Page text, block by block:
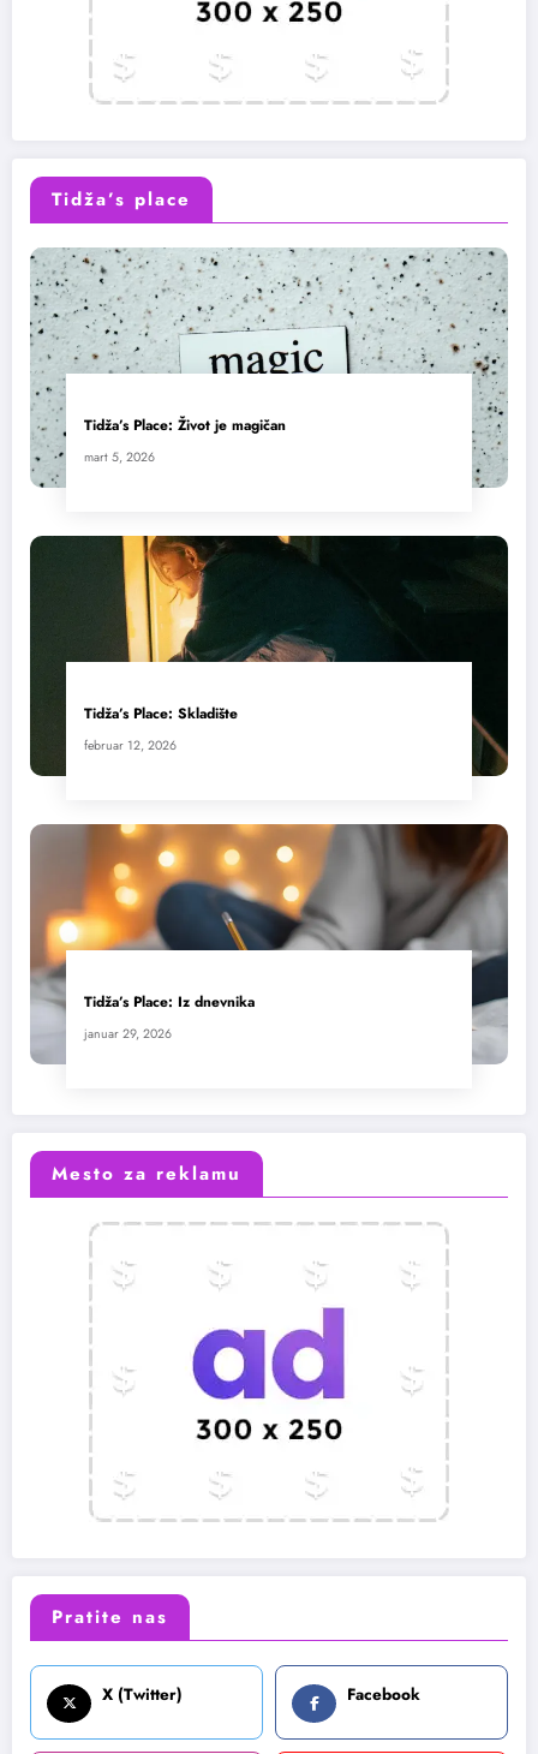
Tidža’s place
Tidža’s Place: Život je magičan
mart 5, 2026
Tidža’s Place: Skladište
februar 12, 2026
Tidža’s Place: Iz dnevnika
januar 29, 2026
Mesto za reklamu
Pratite nas
X (Twitter) Facebook